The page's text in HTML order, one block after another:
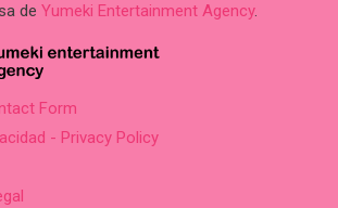
de Yumeki Entertainment Agency.
Form
- Privacy Policy